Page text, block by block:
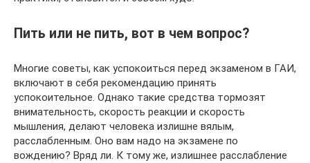
Пить или не пить, вот в чем вопрос?
Многие советы, как успокоиться перед экзаменом в ГАИ,
включают в себя рекомендацию принять
успокоительное. Однако такие средства тормозят
внимательность, скорость реакции и скорость
мышления, делают человека излишне вялым,
расслабленным. Оно вам надо на экзамене по
вождению? Вряд ли. К тому же, излишнее расслабление